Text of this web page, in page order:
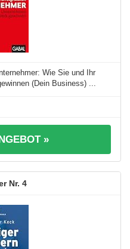
Wie Sie und Ihr
(Dein Business) ...
»
4